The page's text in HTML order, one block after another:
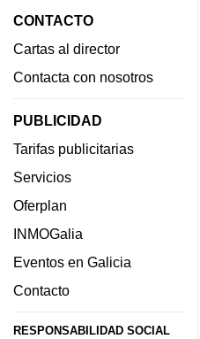
CONTACTO
Cartas al director
Contacta con nosotros
PUBLICIDAD
Tarifas publicitarias
Servicios
Oferplan
INMOGalia
Eventos en Galicia
Contacto
RESPONSABILIDAD SOCIAL